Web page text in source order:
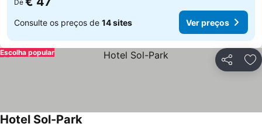
De
Consulte os preços de 14 sites Ver preços
Partilhar
Escolha popular
Hotel Sol-Park